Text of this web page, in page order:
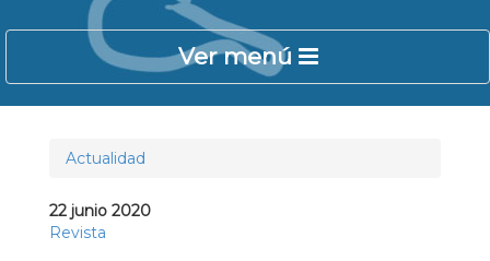
Ver menú
Actualidad
22 junio 2020
Revista